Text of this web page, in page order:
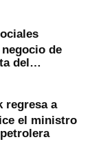
de
del
regresa a
el ministro